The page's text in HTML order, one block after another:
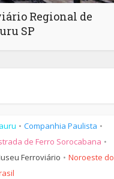
Regional de
SP
• Companhia Paulista •
de Ferro Sorocabana •
Ferroviário • Noroeste do